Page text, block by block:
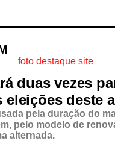
duas vezes
eleições deste
pela duração do
pelo modelo de
alternada.